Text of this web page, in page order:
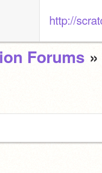
http://
Forums »